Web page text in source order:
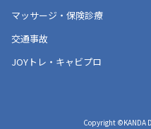
マッサージ・保険診療
交通事故
JOYトレ・キャビプロ
Copyright ©KANDA